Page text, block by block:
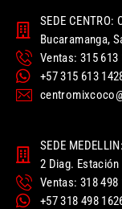
SEDE
Bucaramanga,
Ventas: 315 613
+57 315 613
SEDE
2 Diag.
Ventas: 318 498
+57 318 498